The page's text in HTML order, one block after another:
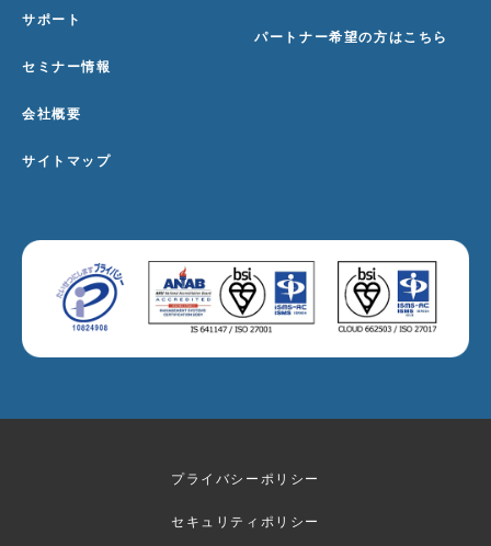
サポート
セミナー情報
会社概要
サイトマップ
パートナー希望の方はこちら
プライバシーポリシー
セキュリティポリシー